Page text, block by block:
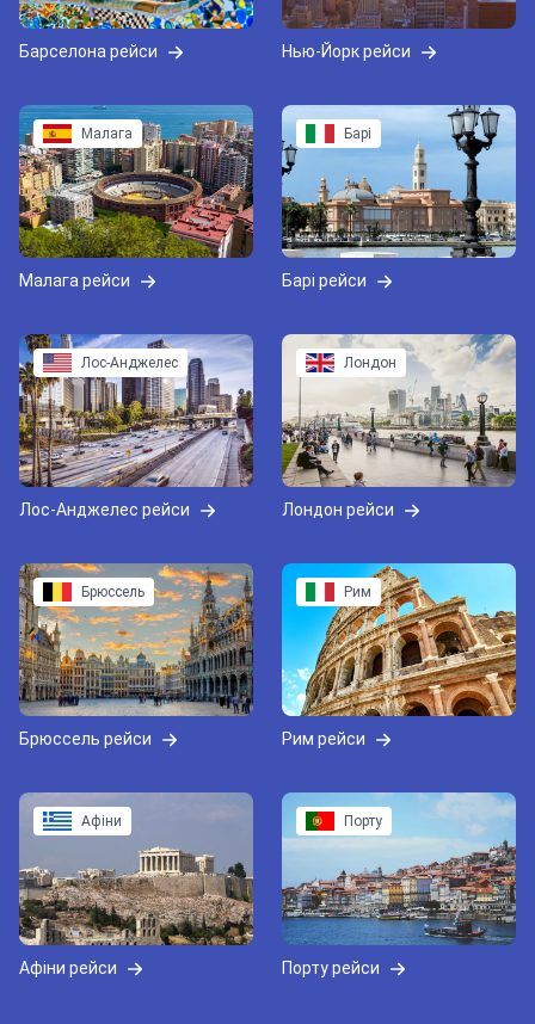
Барселона рейси Нью-Йорк рейси
Малага
Малага рейси
Барі
Барі рейси
Лос-Анджелес
Лос-Анджелес рейси
Лондон
Лондон рейси
Брюссель
Брюссель рейси
Рим
Рим рейси
Афіни
Афіни рейси
Порту
Порту рейси